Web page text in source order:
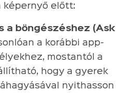
képernyő előtt:
a böngészéshez (Ask
a korábbi app-
mostantól a
hogy a gyerek
nyithasson